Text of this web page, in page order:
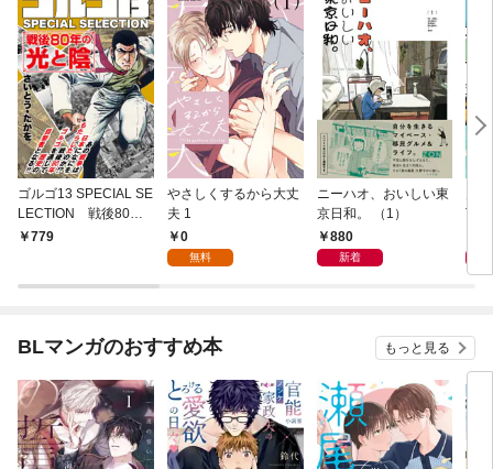
ゴルゴ13 SPECIAL SE
LECTION 戦後80年
の光と陰
779
やさしくするから大丈
夫 1
0
無料
ニーハオ、おいしい東
京日和。 （1）
880
新着
TY
BLマンガのおすすめ本 もっと見る